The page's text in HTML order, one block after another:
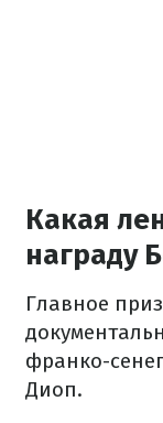
Какая
награду
Главное
франко-
Диоп.